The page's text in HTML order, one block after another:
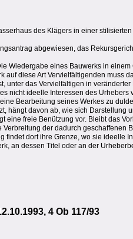
des Klägers in einer
abgewiesen, das
Wiedergabe eines Bauwerks in
auf diese Art Vervielfältigenden muss
unter das Vervielfältigen in
nicht ideelle Interessen des
Bearbeitung seines Werkes zu
hängt davon ab, wie sich Darstellung
eine freie Benützung vor. Bleibt das
Verbreitung der dadurch geschaffenen
findet dort ihre Grenze, wo sie ideelle
an dessen Titel oder an der
4 Ob 117/93